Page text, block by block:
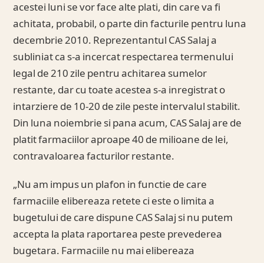
acestei luni se vor face alte plati, din care va fi
achitata, probabil, o parte din facturile pentru luna
decembrie 2010. Reprezentantul CAS Salaj a
subliniat ca s-a incercat respectarea termenului
legal de 210 zile pentru achitarea sumelor
restante, dar cu toate acestea s-a inregistrat o
intarziere de 10-20 de zile peste intervalul stabilit.
Din luna noiembrie si pana acum, CAS Salaj are de
platit farmaciilor aproape 40 de milioane de lei,
contravaloarea facturilor restante.
„Nu am impus un plafon in functie de care
farmaciile elibereaza retete ci este o limita a
bugetului de care dispune CAS Salaj si nu putem
accepta la plata raportarea peste prevederea
bugetara. Farmaciile nu mai elibereaza